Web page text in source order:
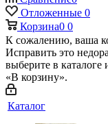
Отложенные 0
Корзина0 0
К сожалению, ваша
Исправить это
выберите в
«В корзину».
Каталог